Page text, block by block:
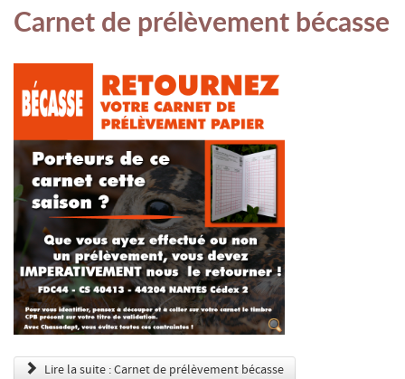
Carnet de prélèvement bécasse
Lire la suite : Carnet de prélèvement bécasse